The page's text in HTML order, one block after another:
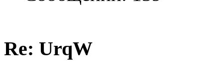
Re: UrqW